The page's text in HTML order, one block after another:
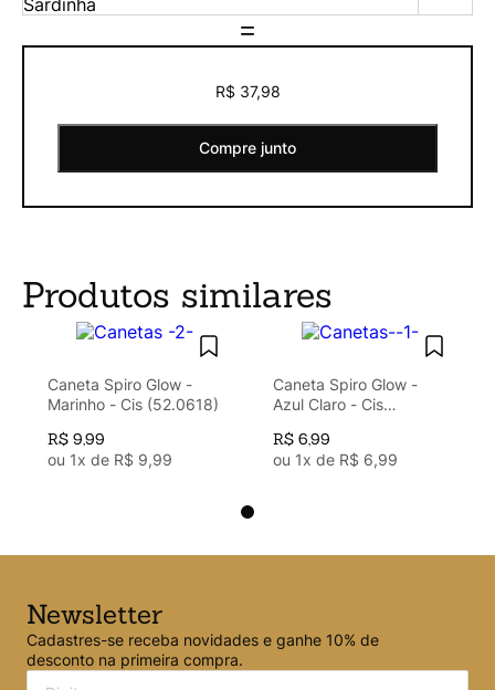
=
R$ 37,98
Compre junto
Produtos similares
Caneta Spiro Glow -
Marinho - Cis (52.0618)
R$ 999
ou 1x de R$ 9,99
Caneta Spiro Glow -
Azul Claro - Cis
R$ 699
ou 1x de R$ 6,99
Newsletter
Cadastres-se receba novidades e ganhe 10% de
desconto na primeira compra.